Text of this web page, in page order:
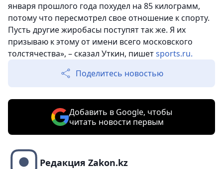
января прошлого года похудел на 85 килограмм,
потому что пересмотрел свое отношение к спорту.
Пусть другие жиробасы поступят так же. Я их
призываю к этому от имени всего московского
толстячества», – сказал Уткин, пишетsports.ru.
Поделитесь новостью
Добавить в Google, чтобы
читать новости первым
Редакция Zakon.kz